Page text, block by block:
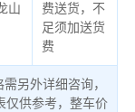
山
费送货，不
足须加送货
费
另外详细咨询，
仅供参考，整车价